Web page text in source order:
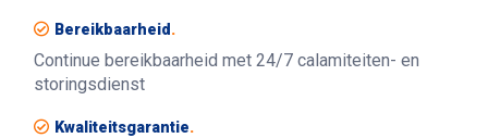
Bereikbaarheid .
Continue bereikbaarheid met 24/7 calamiteiten- en
storingsdienst
Kwaliteitsgarantie.